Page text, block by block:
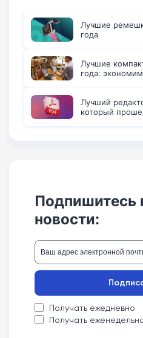
Лучшие
года
Лучшие
года:
Лучший
который
Подпишитесь
новости:
Получать ежедневно
Получать